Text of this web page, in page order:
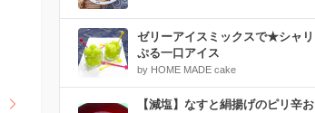
ゼリーアイスミックスで★シャリ
ぷる一口アイス
by HOME MADE cake
【減塩】なすと絹揚げのピリ辛お